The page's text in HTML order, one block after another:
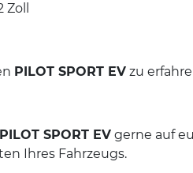
PILOT SPORT EV zu
PILOT SPORT EV gerne auf
Ihres Fahrzeugs.